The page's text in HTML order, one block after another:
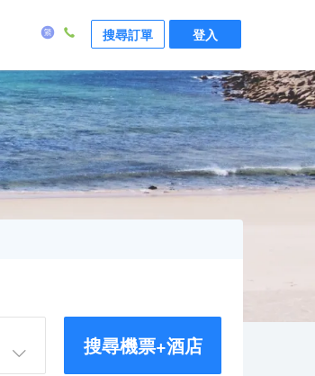
搜尋訂單 登入
搜尋機票+酒店